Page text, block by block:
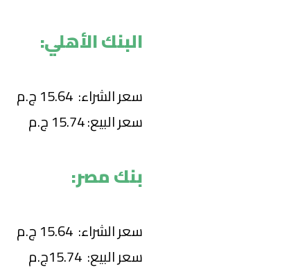
البنك الأهلي:
سعر الشراء: 15.64 ج.م
سعر البيع: 15.74 ج.م
بنك مصر:
سعر الشراء: 15.64 ج.م
سعر البيع: 15.74ج.م